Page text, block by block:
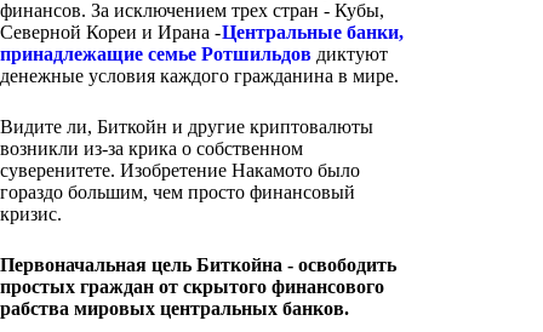
финансов. За исключением трех стран - Кубы,
Северной Кореи и Ирана -Центральные банки,
принадлежащие семье Ротшильдов диктуют
денежные условия каждого гражданина в мире.
Видите ли, Биткойн и другие криптовалюты
возникли из-за крика о собственном
суверенитете. Изобретение Накамото было
гораздо большим, чем просто финансовый
кризис.
Первоначальная цель Биткойна - освободить
простых граждан от скрытого финансового
рабства мировых центральных банков.